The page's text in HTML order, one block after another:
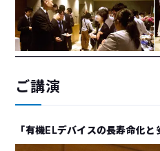
ご講演
「有機ELデバイスの長寿命化と